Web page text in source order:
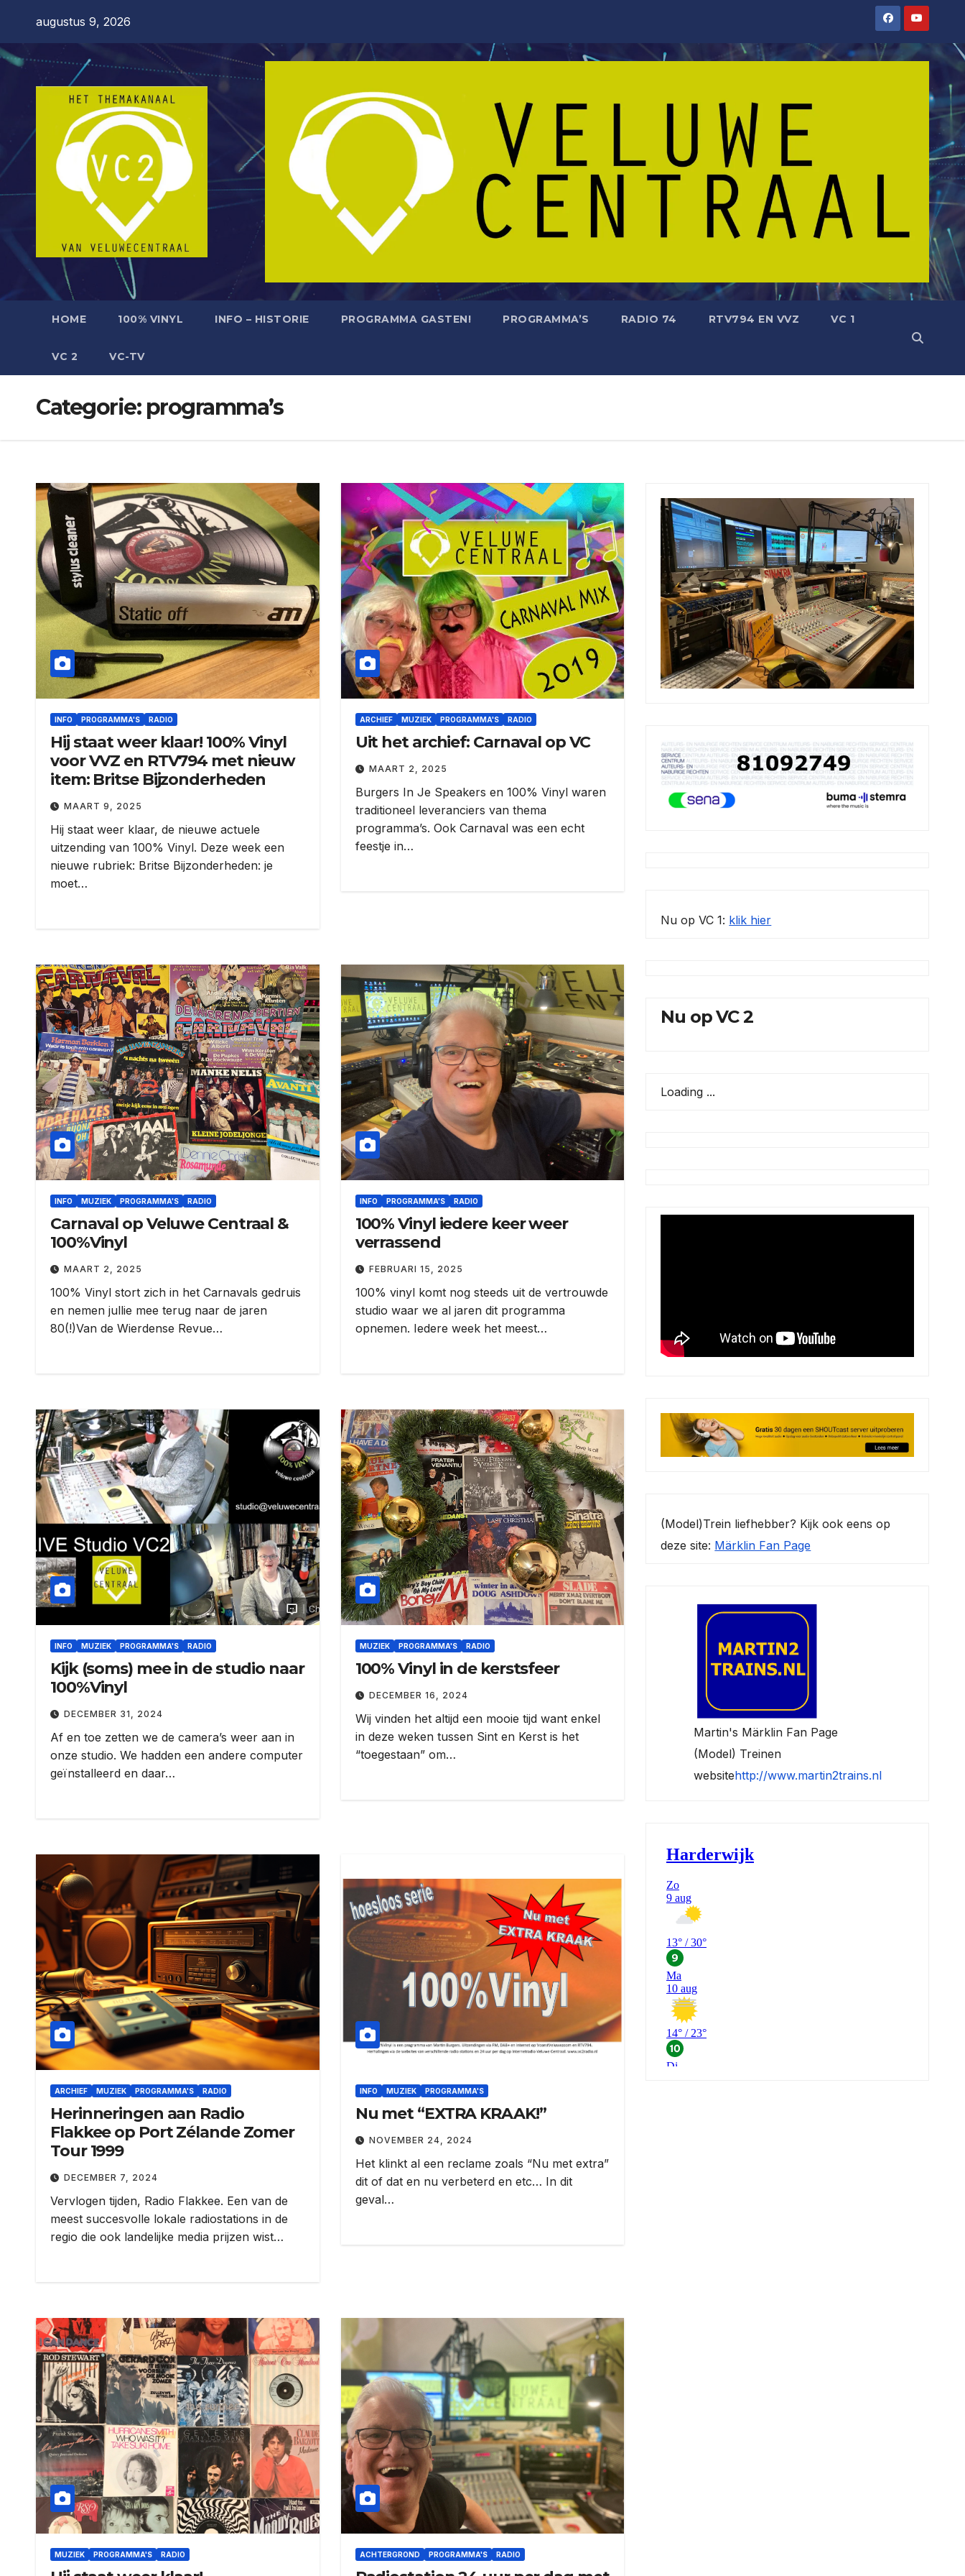
de
augustus 9, 2026
HOME 100% VINYL INFO – HISTORIE PROGRAMMA GASTEN! PROGRAMMA’S RADIO 74 RTV794 EN VVZ VC 1
VC 2 VC-TV
Categorie: programma’s
INFO PROGRAMMA'S RADIO
Hij staat weer klaar! 100% Vinyl
voor VVZ en RTV794 met nieuw
item: Britse Bijzonderheden
MAART 9, 2025
Hij staat weer klaar, de nieuwe actuele
uitzending van 100% Vinyl. Deze week een
nieuwe rubriek: Britse Bijzonderheden: je
moet…
ARCHIEF MUZIEK PROGRAMMA'S RADIO
Uit het archief: Carnaval op VC
MAART 2, 2025
Burgers In Je Speakers en 100% Vinyl waren
traditioneel leveranciers van thema
programma’s. Ook Carnaval was een echt
feestje in…
INFO MUZIEK PROGRAMMA'S RADIO
Carnaval op Veluwe Centraal &
100%Vinyl
MAART 2, 2025
100% Vinyl stort zich in het Carnavals gedruis
en nemen jullie mee terug naar de jaren
80(!)Van de Wierdense Revue…
INFO PROGRAMMA'S RADIO
100% Vinyl iedere keer weer
verrassend
FEBRUARI 15, 2025
100% vinyl komt nog steeds uit de vertrouwde
studio waar we al jaren dit programma
opnemen. Iedere week het meest…
INFO MUZIEK PROGRAMMA'S RADIO
Kijk (soms) mee in de studio naar
100%Vinyl
DECEMBER 31, 2024
Af en toe zetten we de camera’s weer aan in
onze studio. We hadden een andere computer
geïnstalleerd en daar…
MUZIEK PROGRAMMA'S RADIO
100% Vinyl in de kerstsfeer
DECEMBER 16, 2024
Wij vinden het altijd een mooie tijd want enkel
in deze weken tussen Sint en Kerst is het
“toegestaan” om…
ARCHIEF MUZIEK PROGRAMMA'S RADIO
Herinneringen aan Radio
Flakkee op Port Zélande Zomer
Tour 1999
DECEMBER 7, 2024
Vervlogen tijden, Radio Flakkee. Een van de
meest succesvolle lokale radiostations in de
regio die ook landelijke media prijzen wist…
INFO MUZIEK PROGRAMMA'S
Nu met “EXTRA KRAAK!”
NOVEMBER 24, 2024
Het klinkt al een reclame zoals “Nu met extra”
dit of dat en nu verbeterd en etc… In dit
geval…
MUZIEK PROGRAMMA'S RADIO ACHTERGROND PROGRAMMA'S RADIO
Nu op VC 1: klik hier
Nu op VC 2
Loading ...
(Model)Trein liefhebber? Kijk ook eens op
deze site: Märklin Fan Page
Martin's Märklin Fan Page
(Model) Treinen
websitehttp://www.martin2trains.nl